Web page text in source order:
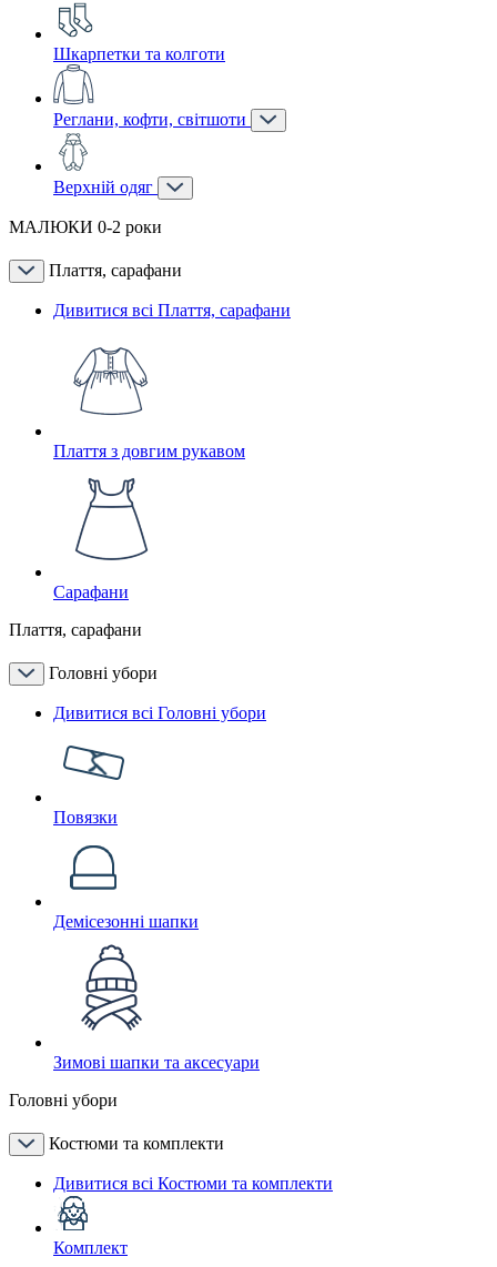
Шкарпетки та колготи
Реглани, кофти, світшоти
Верхній одяг
МАЛЮКИ 0-2 роки
Плаття, сарафани
Дивитися всі Плаття, сарафани
Плаття з довгим рукавом
Сарафани
Плаття, сарафани
Головні убори
Дивитися всі Головні убори
Повязки
Демісезонні шапки
Зимові шапки та аксесуари
Головні убори
Костюми та комплекти
Дивитися всі Костюми та комплекти
Комплект